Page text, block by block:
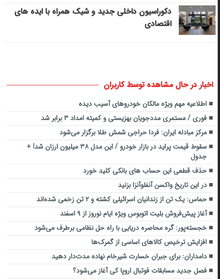
دکوراسیون داخلی جدید و شیک همراه با ایده های
اقتصادی
اخبار در حال مشاهده توسط کاربران
اطلاعیه مهم ویژه مالکان خودروهای آسیب دیده
فوری / مستمری مددجویان بهزیستی و کمیته امداد ۳ برابر شد
مرکز مبادله ایران: فردا حراجی شمش طلا برگزار می‌شود
سقوط قیمت پراید در بازار خودرو / این مدل ۳۸ میلیون ارزان شد! +
جدول
حذف قطعی این حساب های بانکی کلید خورد
در این تاریخ واکسن آنفلوآنزا بزنید
حماس: یک تن از زندانیان اسرائیلی کشته و ۲ تن زخمی شده‌اند
آغاز پیش‌فروش بلیت اتوبوس ویژه ایام نوروز از ۹ اسفند
خجسته‌پور: گره محاصره دریایی با راه حل نظامی برطرف می‌شود
افزایش ترخیص کالاهای اساسی از گمرک‌ها
دامداران: برای جبران خسارت شیرخام نهاده مدت‌دار دهید
فصل جدید مسابقات فوتبال اروپا کی آغاز می‌شود؟